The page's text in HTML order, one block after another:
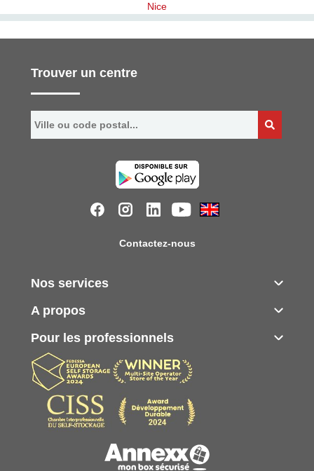
Nice
Nos services
A propos
Pour les professionnels
Trouver un centre
Contactez-nous